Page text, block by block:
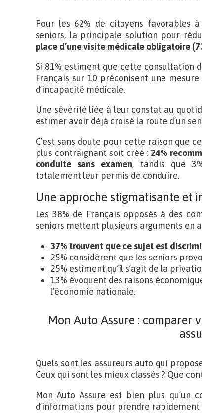
Pour les 62% de citoyens favorables
seniors, la principale solution pour
place d’une visite médicale obligatoire
Si 81% estiment que cette consultation
Français sur 10 préconisent une
d’incapacité médicale.
Une sévérité liée à leur constat au
estimer avoir déjà croisé la route d’un
C’est sans doute pour cette raison que
plus contraignant soit créé : 24%
conduite sans examen, tandis que
totalement leur permis de conduire.
Une approche stigmatisante et
Les 38% de Français opposés à des
seniors mettent plusieurs arguments en
37% trouvent que ce sujet est
25% considèrent que les seniors
25% estiment qu’il s’agit de la
13% évoquent des raisons
l’économie nationale.
Mon Auto Assure : comparer
Quels sont les assureurs auto qui
Ceux qui sont les mieux classés ? Que
Mon Auto Assure est bien plus qu’un
d’informations pour prendre